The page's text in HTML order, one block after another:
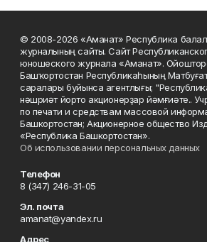
© 2008-2026 «Аманат» Республика
журналының сайты. Сайт
юношеского журнала «Аманат».
Башҡортостан Республикаһының
саралары буйынса агентлығы;
нәшриәт йорто акционерҙар йәмғиәте..
по печати и средствам массовой
Башкортостан; Акционерное общество
«Республика Башкортостан».
Об использовании персональных данных
Телефон
8 (347) 246-31-05
Эл. почта
amanat@yandex.ru
Адрес